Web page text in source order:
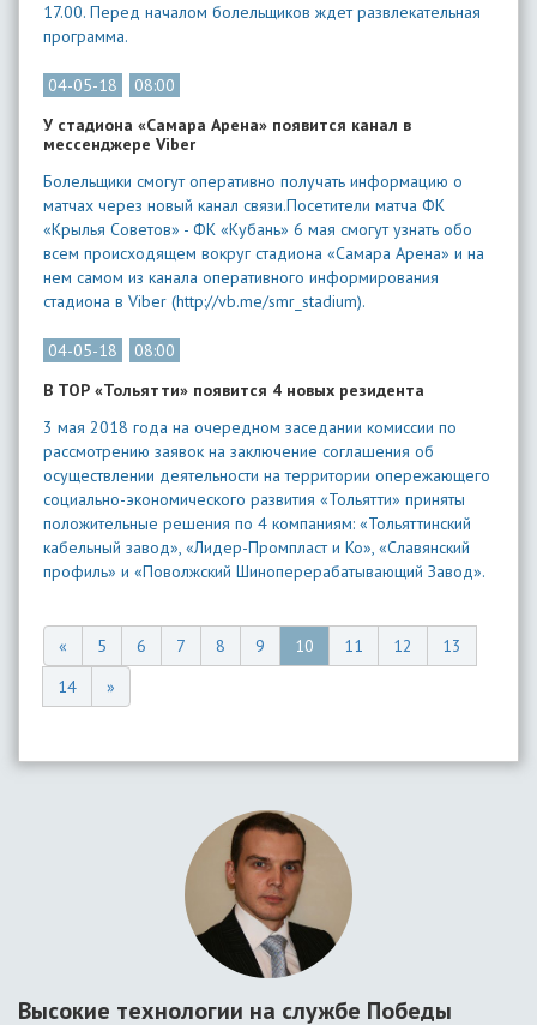
17.00. Перед началом болельщиков ждет развлекательная
программа.
04-05-18
08:00
У стадиона «Самара Арена» появится канал в
мессенджере Viber
Болельщики смогут оперативно получать информацию о
матчах через новый канал связи.Посетители матча ФК
«Крылья Советов» - ФК «Кубань» 6 мая смогут узнать обо
всем происходящем вокруг стадиона «Самара Арена» и на
нем самом из канала оперативного информирования
стадиона в Viber (http://vb.me/smr_stadium).
04-05-18
08:00
В ТОР «Тольятти» появится 4 новых резидента
3 мая 2018 года на очередном заседании комиссии по
рассмотрению заявок на заключение соглашения об
осуществлении деятельности на территории опережающего
социально-экономического развития «Тольятти» приняты
положительные решения по 4 компаниям: «Тольяттинский
кабельный завод», «Лидер-Промпласт и Ко», «Славянский
профиль» и «Поволжский Шиноперерабатывающий Завод».
« 5 6 7 8 9 10 11 12
13
14
»
Высокие технологии на службе Победы